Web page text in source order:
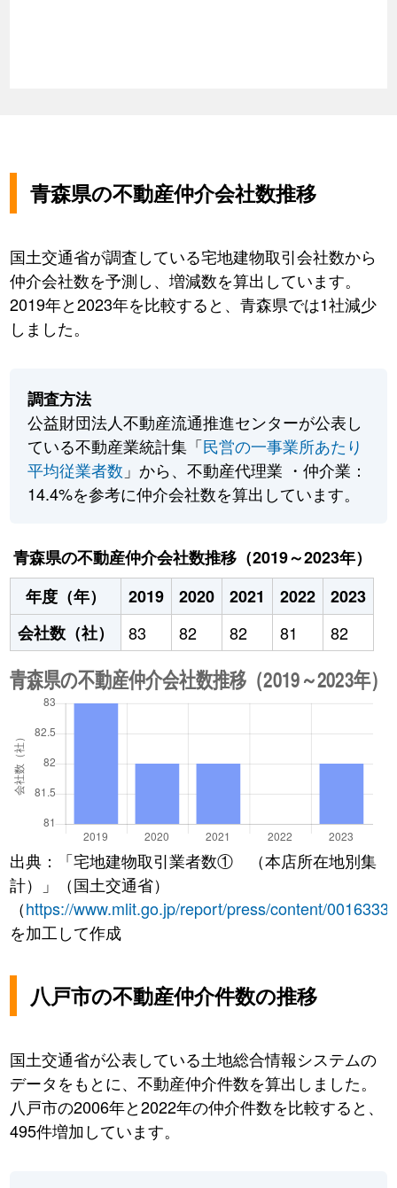
青森県の不動産仲介会社数推移
国土交通省が調査している宅地建物取引会社数から
仲介会社数を予測し、増減数を算出しています。
2019年と2023年を比較すると、青森県では1社減少
しました。
調査方法
公益財団法人不動産流通推進センターが公表し
ている不動産業統計集「民営の一事業所あたり
平均従業者数 」から、不動産代理業 ・仲介業：
14.4%を参考に仲介会社数を算出しています。
青森県の不動産仲介会社数推移（2019～2023年）
年度（年）
2019 2020 2021 2022
2023
会社数（社）
83 82 82 81 82
出典：「宅地建物取引業者数① （本店所在地別集
計）」（国土交通省）
（https://www.mlit.go.jp/report/press/content/
を加工して作成
八戸市の不動産仲介件数の推移
国土交通省が公表している土地総合情報システムの
データをもとに、不動産仲介件数を算出しました。
八戸市の2006年と2022年の仲介件数を比較すると、
495件増加しています。